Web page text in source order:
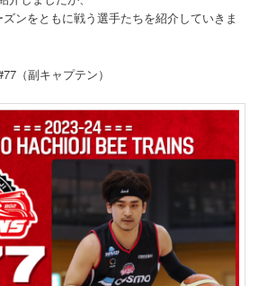
ンをともに戦う選手たちを紹介していきま
（副キャプテン）